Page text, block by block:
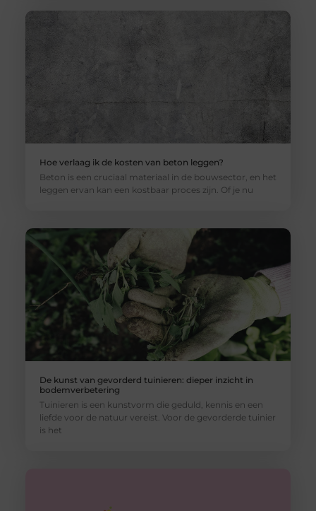
Hoe verlaag ik de kosten van beton leggen?
Beton is een cruciaal materiaal in de bouwsector, en het
leggen ervan kan een kostbaar proces zijn. Of je nu
De kunst van gevorderd tuinieren: dieper inzicht in
bodemverbetering
Tuinieren is een kunstvorm die geduld, kennis en een
liefde voor de natuur vereist. Voor de gevorderde tuinier
is het